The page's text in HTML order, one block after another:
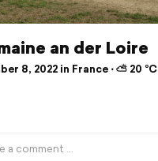
an der Loire
8, 2022 in France ⋅ ⛅ 20 °C